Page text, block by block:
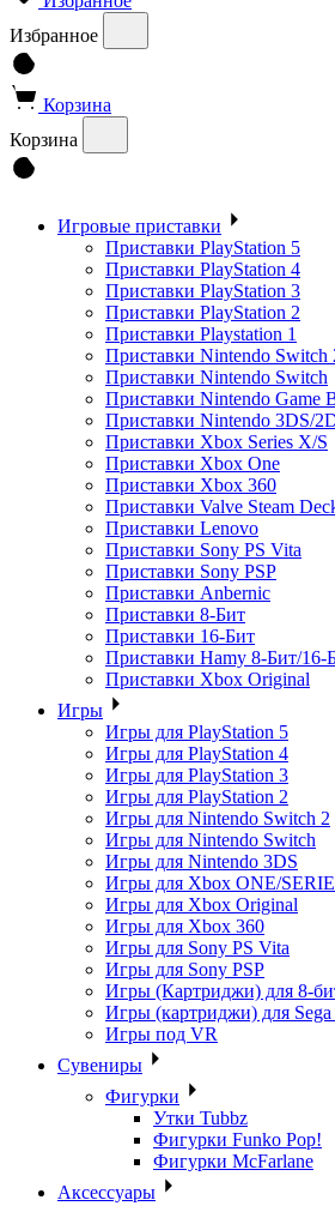
Избранное
Корзина
Корзина
Игровые приставки
Приставки PlayStation 5
Приставки PlayStation 4
Приставки PlayStation 3
Приставки PlayStation 2
Приставки Playstation 1
Приставки Nintendo Switch
Приставки Nintendo Switch
Приставки Nintendo Game
Приставки Nintendo 3DS/
Приставки Xbox Series X/S
Приставки Xbox One
Приставки Xbox 360
Приставки Valve Steam
Приставки Lenovo
Приставки Sony PS Vita
Приставки Sony PSP
Приставки Anbernic
Приставки 8-Бит
Приставки 16-Бит
Приставки Hamy 8-Бит/16-
Приставки Xbox Original
Игры
Игры для PlayStation 5
Игры для PlayStation 4
Игры для PlayStation 3
Игры для PlayStation 2
Игры для Nintendo Switch 2
Игры для Nintendo Switch
Игры для Nintendo 3DS
Игры для Xbox ONE/
Игры для Xbox Original
Игры для Xbox 360
Игры для Sony PS Vita
Игры для Sony PSP
Игры (Картриджи) для 8-
Игры (картриджи) для
Игры под VR
Сувениры
Фигурки
Утки Tubbz
Фигурки Funko Pop!
Фигурки McFarlane
Аксессуары